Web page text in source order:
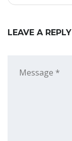
LEAVE A REPLY